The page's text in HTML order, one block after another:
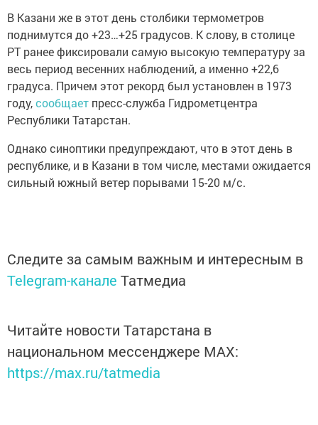
В Казани же в этот день столбики термометров
поднимутся до +23…+25 градусов. К слову, в столице
РТ ранее фиксировали самую высокую температуру за
весь период весенних наблюдений, а именно +22,6
градуса. Причем этот рекорд был установлен в 1973
году,сообщает пресс-служба Гидрометцентра
Республики Татарстан.
Однако синоптики предупреждают, что в этот день в
республике, и в Казани в том числе, местами ожидается
сильный южный ветер порывами 15-20 м/с.
Следите за самым важным и интересным в
Telegram-канале Татмедиа
Читайте новости Татарстана в
национальном мессенджере MАХ:
https://max.ru/tatmedia